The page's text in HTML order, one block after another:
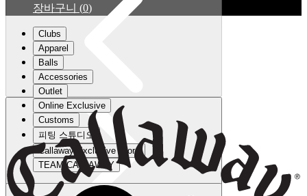
장바구니 (0)
Clubs
Apparel
Balls
Accessories
Outlet
Online Exclusive
Customs
피팅 스튜디오
Callaway Exclusive Store
TEAM CALLAWAY